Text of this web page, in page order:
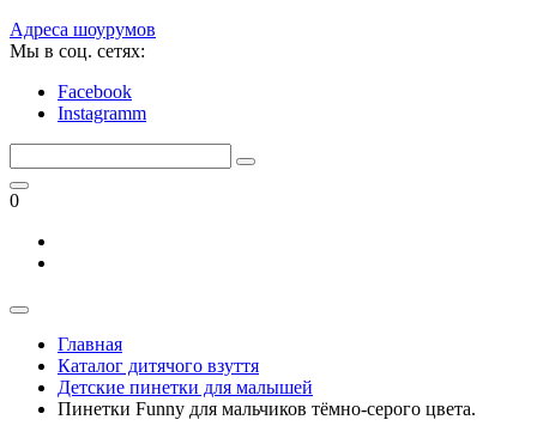
Адреса шоурумов
Мы в соц. сетях:
Facebook
Instagramm
0
Главная
Каталог дитячого взуття
Детские пинетки для малышей
Пинетки Funny для мальчиков тёмно-серого цвета.